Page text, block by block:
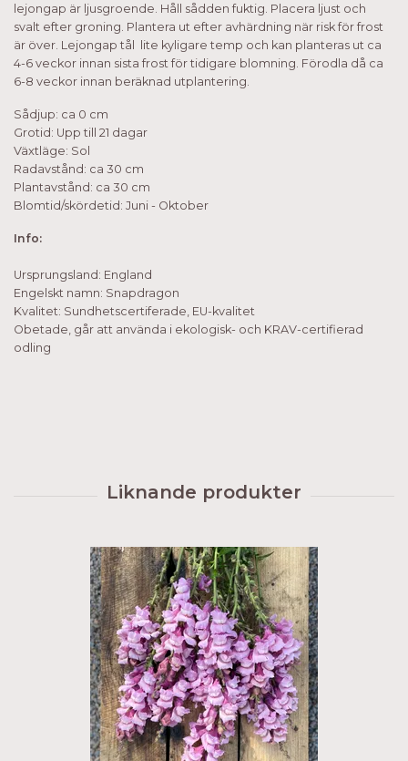
lejongap är ljusgroende. Håll sådden fuktig. Placera ljust och
svalt efter groning. Plantera ut efter avhärdning när risk för frost
är över. Lejongap tål lite kyligare temp och kan planteras ut ca
4-6 veckor innan sista frost för tidigare blomning. Förodla då ca
6-8 veckor innan beräknad utplantering.
Sådjup: ca 0 cm
Grotid: Upp till 21 dagar
Växtläge: Sol
Radavstånd: ca 30 cm
Plantavstånd: ca 30 cm
Blomtid/skördetid: Juni - Oktober
Info:
Ursprungsland: England
Engelskt namn: Snapdragon
Kvalitet: Sundhetscertiferade, EU-kvalitet
Obetade, går att använda i ekologisk- och KRAV-certifierad
odling